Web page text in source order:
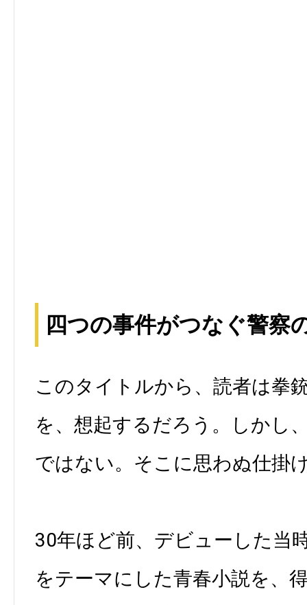
四つの事件がつなぐ警察
このタイトルから、読者は拳
を、想起するだろう。しかし
ではない。そこに思わぬ仕掛
30年ほど前、デビューした当
をテーマにした青春小説を、